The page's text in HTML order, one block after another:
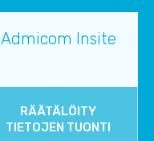
Admicom Insite
RÄÄTÄLÖITY
TIETOJEN TUONTI